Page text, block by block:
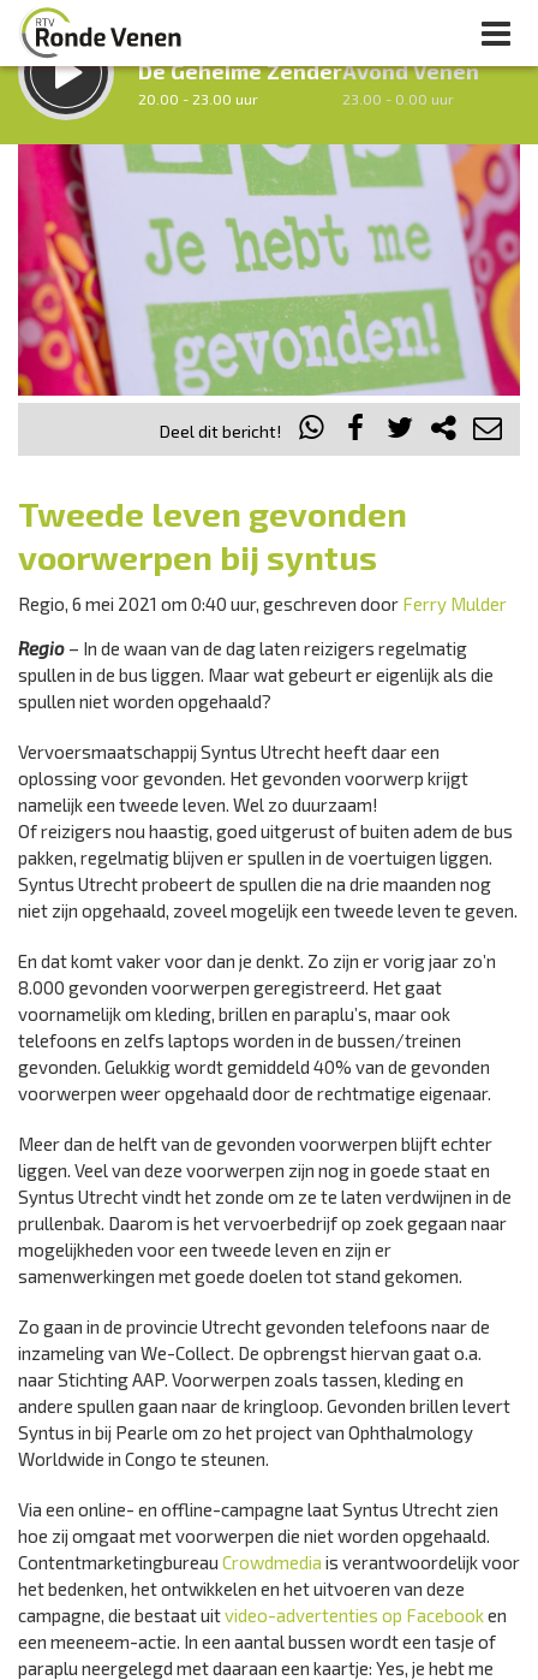
LUISTER LIVE:
De Geheime Zender
20.00 - 23.00 uur
Avond Venen
23.00 - 0.00 uur
Vorig uur uur 1 van 0 Volgend uur
Inklappen
Deel dit bericht!
Tweede leven gevonden
voorwerpen bij syntus
Regio, 6 mei 2021 om 0:40 uur, geschreven door Ferry Mulder
Regio – In de waan van de dag laten reizigers regelmatig
spullen in de bus liggen. Maar wat gebeurt er eigenlijk als die
spullen niet worden opgehaald?
Vervoersmaatschappij Syntus Utrecht heeft daar een
oplossing voor gevonden. Het gevonden voorwerp krijgt
namelijk een tweede leven. Wel zo duurzaam!
Of reizigers nou haastig, goed uitgerust of buiten adem de bus
pakken, regelmatig blijven er spullen in de voertuigen liggen.
Syntus Utrecht probeert de spullen die na drie maanden nog
niet zijn opgehaald, zoveel mogelijk een tweede leven te geven.
En dat komt vaker voor dan je denkt. Zo zijn er vorig jaar zo’n
8.000 gevonden voorwerpen geregistreerd. Het gaat
voornamelijk om kleding, brillen en paraplu’s, maar ook
telefoons en zelfs laptops worden in de bussen/treinen
gevonden. Gelukkig wordt gemiddeld 40% van de gevonden
voorwerpen weer opgehaald door de rechtmatige eigenaar.
Meer dan de helft van de gevonden voorwerpen blijft echter
liggen. Veel van deze voorwerpen zijn nog in goede staat en
Syntus Utrecht vindt het zonde om ze te laten verdwijnen in de
prullenbak. Daarom is het vervoerbedrijf op zoek gegaan naar
mogelijkheden voor een tweede leven en zijn er
samenwerkingen met goede doelen tot stand gekomen.
Zo gaan in de provincie Utrecht gevonden telefoons naar de
inzameling van We-Collect. De opbrengst hiervan gaat o.a.
naar Stichting AAP. Voorwerpen zoals tassen, kleding en
andere spullen gaan naar de kringloop. Gevonden brillen levert
Syntus in bij Pearle om zo het project van Ophthalmology
Worldwide in Congo te steunen.
Via een online- en offline-campagne laat Syntus Utrecht zien
hoe zij omgaat met voorwerpen die niet worden opgehaald.
Contentmarketingbureau Crowdmedia is verantwoordelijk voor
het bedenken, het ontwikkelen en het uitvoeren van deze
campagne, die bestaat uitvideo-advertenties op Facebooken
een meeneem-actie. In een aantal bussen wordt een tasje of
paraplu neergelegd met daaraan een kaartje: Yes, je hebt me